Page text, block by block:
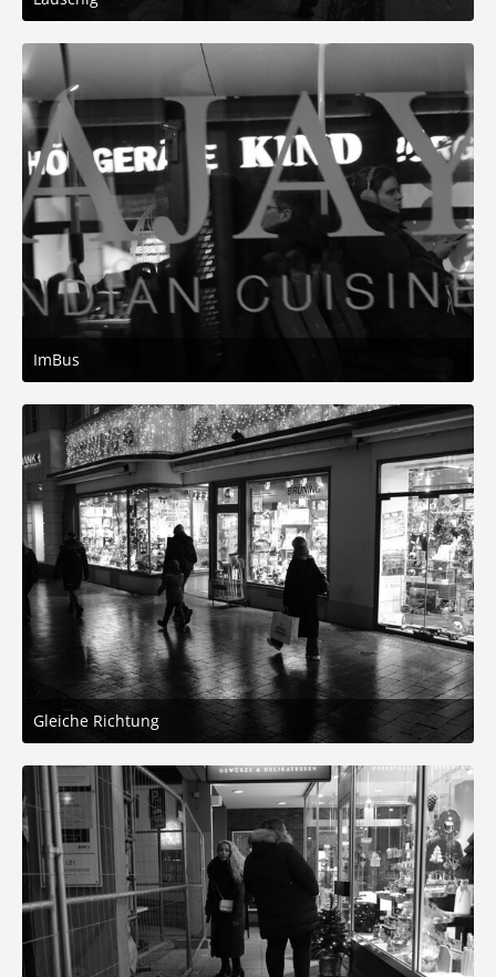
20. Dezember 2025 um 17:09
5
ImBus
20. Dezember 2025 um 17:09
4
Gleiche Richtung
20. Dezember 2025 um 17:09
5